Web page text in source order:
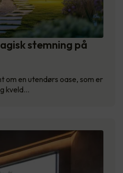
stemning på
om en utendørs oase, som er
kveld…